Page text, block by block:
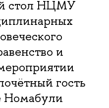
стол НЦМУ
и
гость